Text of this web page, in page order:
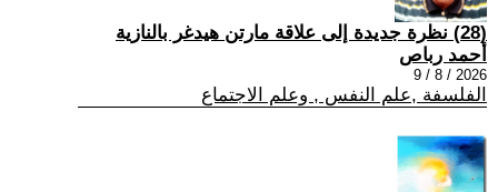
(28) نظرة جديدة إلى علاقة مارتن هيدغر بالنازية
أحمد رباص
2026 / 8 / 9
الفلسفة ,علم النفس , وعلم الاجتماع